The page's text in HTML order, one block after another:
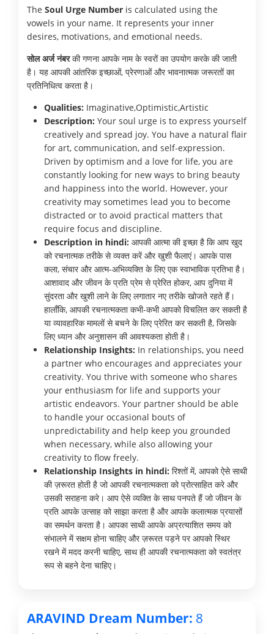
The Soul Urge Number is calculated using the
vowels in your name. It represents your inner
desires, motivations, and emotional needs.
सोल अर्ज नंबरकी गणना आपके नाम के स्वरों का उपयोग करके की जाती
है। यह आपकी आंतरिक इच्छाओं, प्रेरणाओं और भावनात्मक जरूरतों का
प्रतिनिधित्व करता है।
Qualities: Imaginative,Optimistic,Artistic
Description: Your soul urge is to express yourself
creatively and spread joy. You have a natural flair
for art, communication, and self-expression.
Driven by optimism and a love for life, you are
constantly looking for new ways to bring beauty
and happiness into the world. However, your
creativity may sometimes lead you to become
distracted or to avoid practical matters that
require focus and discipline.
Description in hindi: आपकी आत्मा की इच्छा है कि आप खुद
को रचनात्मक तरीके से व्यक्त करें और खुशी फैलाएं। आपके पास
कला, संचार और आत्म-अभिव्यक्ति के लिए एक स्वाभाविक प्रतिभा है।
आशावाद और जीवन के प्रति प्रेम से प्रेरित होकर, आप दुनिया में
सुंदरता और खुशी लाने के लिए लगातार नए तरीके खोजते रहते हैं।
हालाँकि, आपकी रचनात्मकता कभी-कभी आपको विचलित कर सकती है
या व्यावहारिक मामलों से बचने के लिए प्रेरित कर सकती है, जिसके
लिए ध्यान और अनुशासन की आवश्यकता होती है।
Relationship Insights: In relationships, you need
a partner who encourages and appreciates your
creativity. You thrive with someone who shares
your enthusiasm for life and supports your
artistic endeavors. Your partner should be able
to handle your occasional bouts of
unpredictability and help keep you grounded
when necessary, while also allowing your
creativity to flow freely.
Relationship Insights in hindi: रिश्तों में, आपको ऐसे साथी
की ज़रूरत होती है जो आपकी रचनात्मकता को प्रोत्साहित करे और
उसकी सराहना करे। आप ऐसे व्यक्ति के साथ पनपते हैं जो जीवन के
प्रति आपके उत्साह को साझा करता है और आपके कलात्मक प्रयासों
का समर्थन करता है। आपका साथी आपके अप्रत्याशित समय को
संभालने में सक्षम होना चाहिए और ज़रूरत पड़ने पर आपको स्थिर
रखने में मदद करनी चाहिए, साथ ही आपकी रचनात्मकता को स्वतंत्र
रूप से बहने देना चाहिए।
ARAVIND Dream Number: 8